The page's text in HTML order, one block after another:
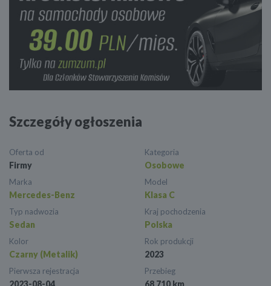
Szczegóły ogłoszenia
Oferta od
Firmy
Kategoria
Osobowe
Marka
Mercedes-Benz
Model
Klasa C
Typ nadwozia
Sedan
Kraj pochodzenia
Polska
Kolor
Czarny (Metalik)
Rok produkcji
2023
Pierwsza rejestracja Przebieg